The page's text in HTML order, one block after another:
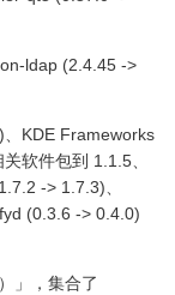
ldap (2.4.45 ->
KDE Frameworks
软件包到 1.1.5、
-> 1.7.3)、
(0.3.6 -> 0.4.0)
」，集合了